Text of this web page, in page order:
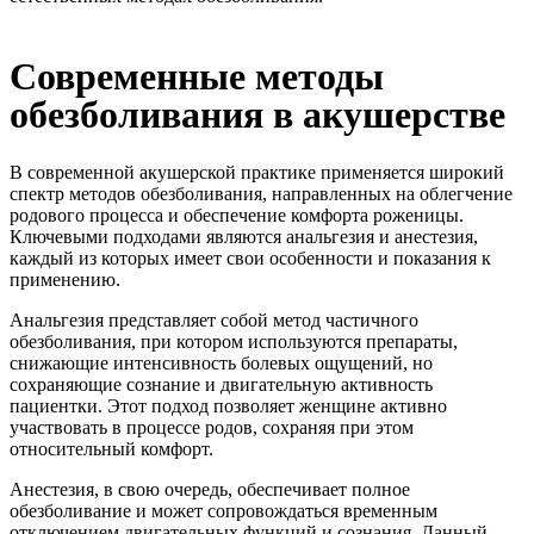
Современные методы
обезболивания в акушерстве
В современной акушерской практике применяется широкий
спектр методов обезболивания, направленных на облегчение
родового процесса и обеспечение комфорта роженицы.
Ключевыми подходами являются анальгезия и анестезия,
каждый из которых имеет свои особенности и показания к
применению.
Анальгезия представляет собой метод частичного
обезболивания, при котором используются препараты,
снижающие интенсивность болевых ощущений, но
сохраняющие сознание и двигательную активность
пациентки. Этот подход позволяет женщине активно
участвовать в процессе родов, сохраняя при этом
относительный комфорт.
Анестезия, в свою очередь, обеспечивает полное
обезболивание и может сопровождаться временным